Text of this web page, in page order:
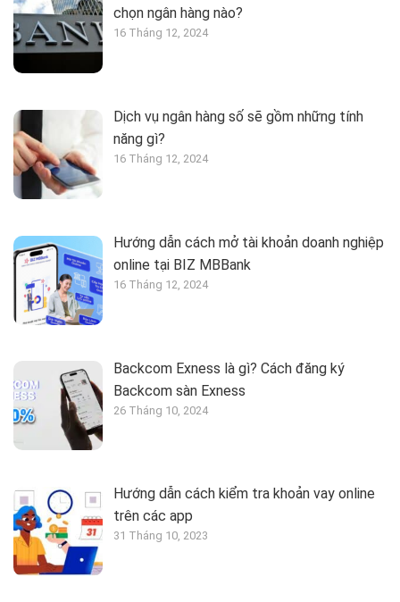
chọn ngân hàng nào?
16 Tháng 12, 2024
Dịch vụ ngân hàng số sẽ gồm những tính
năng gì?
16 Tháng 12, 2024
Hướng dẫn cách mở tài khoản doanh nghiệp
online tại BIZ MBBank
16 Tháng 12, 2024
Backcom Exness là gì? Cách đăng ký
Backcom sàn Exness
26 Tháng 10, 2024
Hướng dẫn cách kiểm tra khoản vay online
trên các app
31 Tháng 10, 2023